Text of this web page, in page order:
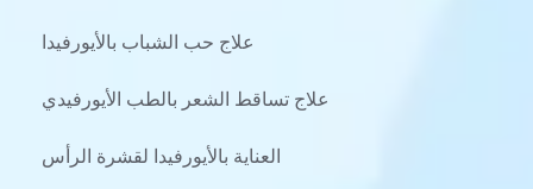
علاج حب الشباب بالأيورفيدا
علاج تساقط الشعر بالطب الأيورفيدي
العناية بالأيورفيدا لقشرة الرأس